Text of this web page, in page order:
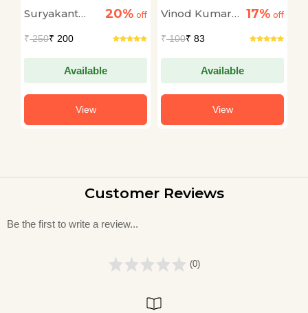
Suryakant Tripathi
Suryakant
20% off
₹250₹ 200
Available
View
Vinod Kumar
17% off
₹100₹ 83
Available
View
Customer Reviews
Be the first to write a review...
(0)